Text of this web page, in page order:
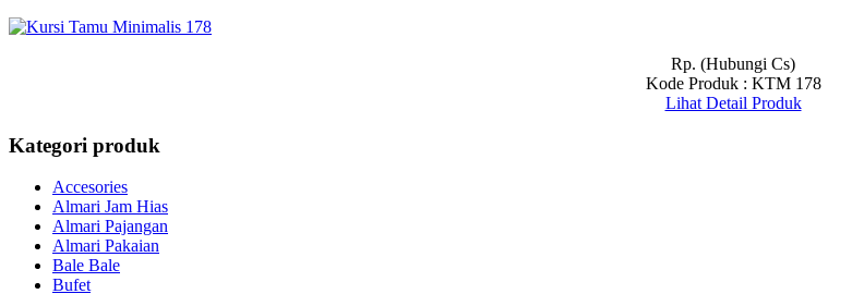
Rp. (Hubungi Cs)
Kode Produk : KTM 178
Lihat Detail Produk
Kategori produk
Accesories
Almari Jam Hias
Almari Pajangan
Almari Pakaian
Bale Bale
Bufet